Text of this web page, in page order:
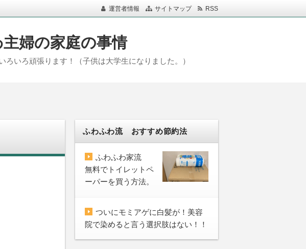
運営者情報 サイトマップ RSS
婦の家庭の事情
いろ頑張ります！（子供は大学生になりました。）
ふわふわ流 おすすめ節約法
ふわふわ家流
無料でトイレットペ
ーパーを買う方法。
ついにモミアゲに白髪が！美容
院で染めると言う選択肢はない！！